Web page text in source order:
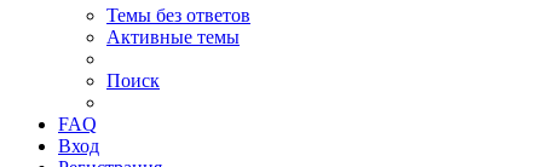
Темы без ответов
Активные темы
Поиск
FAQ
Вход